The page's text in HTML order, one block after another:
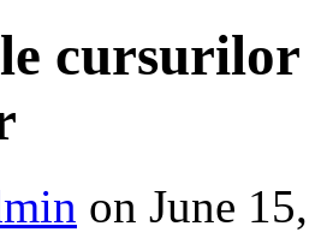
cursurilor
on June